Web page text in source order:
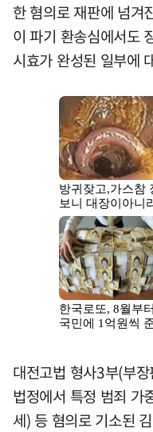
한 혐의로 재판에 넘겨
이 파기 환송심에서도
시효가 완성된 일부에
대전고법 형사3부(부
법정에서 특정 범죄 가
세) 등 혐의로 기소된